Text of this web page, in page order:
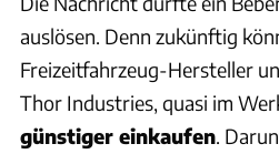
auslösen. Denn zukünftig
Freizeitfahrzeug-Hersteller
Thor Industries, quasi im
günstiger einkaufen.